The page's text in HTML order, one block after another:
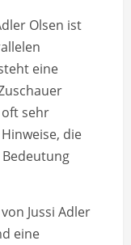
Olsen ist
eine
sehr
die
Jussi Adler
eine